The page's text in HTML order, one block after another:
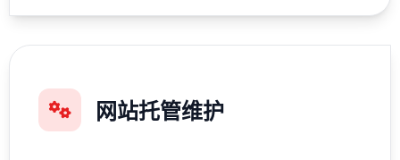
网站托管维护